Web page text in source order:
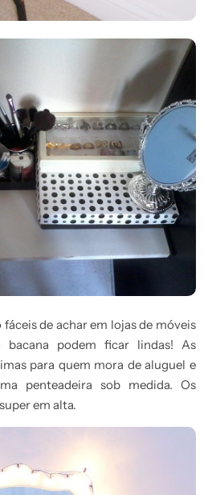
fáceis de achar em lojas de móveis
podem ficar lindas! As
para quem mora de aluguel e
penteadeira sob medida. Os
em alta.